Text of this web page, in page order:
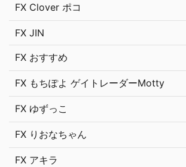
FX Clover ポコ
FX JIN
FX おすすめ
FX もちぽよ ゲイトレーダーMotty
FX ゆずっこ
FX りおなちゃん
FX アキラ